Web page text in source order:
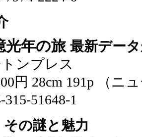
光年の旅 最新デー
ンプレス
円 28cm 191p （ニ
315-51648-1
その謎と魅力